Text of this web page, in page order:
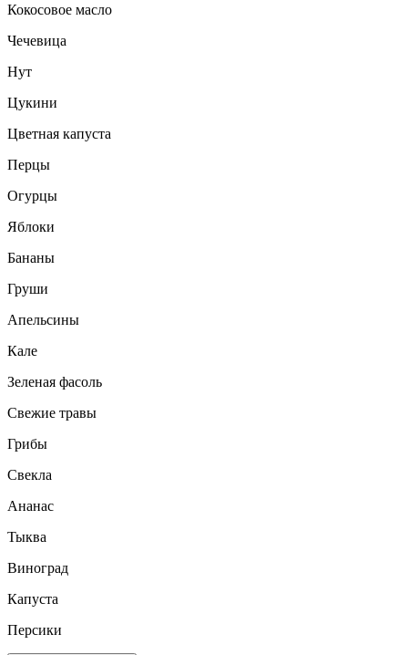
Кокосовое масло
Чечевица
Нут
Цукини
Цветная капуста
Перцы
Огурцы
Яблоки
Бананы
Груши
Апельсины
Кале
Зеленая фасоль
Свежие травы
Грибы
Свекла
Ананас
Тыква
Виноград
Капуста
Персики